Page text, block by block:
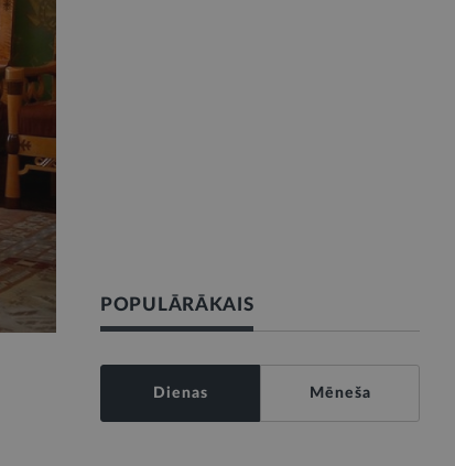
POPULĀRĀKAIS
Dienas Mēneša